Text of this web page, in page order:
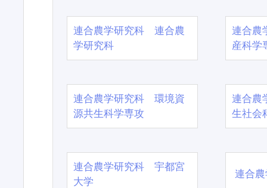
連合農学研究科 連合農
学研究科
連合農
産科学
連合農学研究科 環境資
源共生科学専攻
連合農
生社会
連合農学研究科 宇都宮
大学
連合